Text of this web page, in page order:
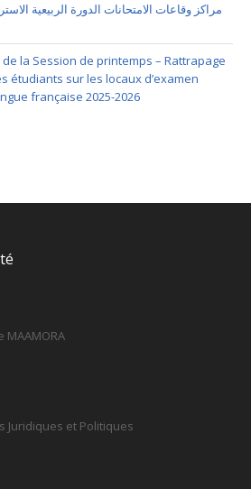
مراكز وقاعات الامتحانات الدورة الربيعية
la Session de printemps – Rattrapage
étudiants sur les locaux d’examen
française 2025-2026
Juridiques et Politiques